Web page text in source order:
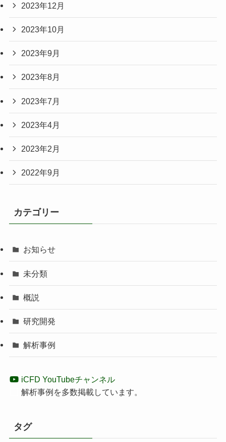
2023年12月
2023年10月
2023年9月
2023年8月
2023年7月
2023年4月
2023年2月
2022年9月
カテゴリー
お知らせ
未分類
概説
研究開発
解析事例
iCFD YouTubeチャンネル
解析事例を多数掲載しています。
タグ